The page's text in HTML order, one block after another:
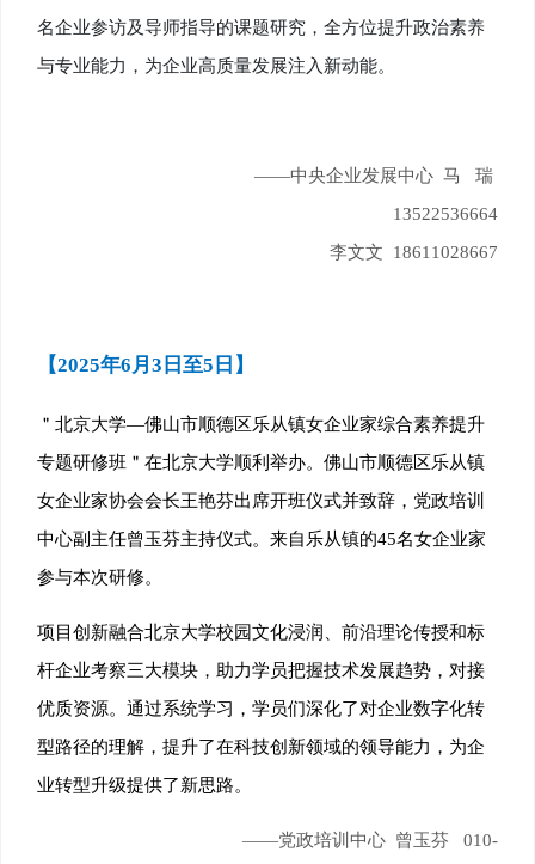
名企业参访及导师指导的课题研究，全方位提升政治素养
与专业能力，为企业高质量发展注入新动能。
——中央企业发展中心 马 瑞
13522536664
李文文 18611028667
【2025年6月3日至5日】
＂北京大学—佛山市顺德区乐从镇女企业家综合素养提升
专题研修班＂在北京大学顺利举办。佛山市顺德区乐从镇
女企业家协会会长王艳芬出席开班仪式并致辞，党政培训
中心副主任曾玉芬主持仪式。来自乐从镇的45名女企业家
参与本次研修。
项目创新融合北京大学校园文化浸润、前沿理论传授和标
杆企业考察三大模块，助力学员把握技术发展趋势，对接
优质资源。通过系统学习，学员们深化了对企业数字化转
型路径的理解，提升了在科技创新领域的领导能力，为企
业转型升级提供了新思路。
——党政培训中心 曾玉芬 010-